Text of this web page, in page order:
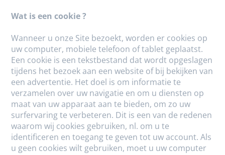
Wat is een cookie ?
Wanneer u onze Site bezoekt, worden er cookies op
uw computer, mobiele telefoon of tablet geplaatst.
Een cookie is een tekstbestand dat wordt opgeslagen
tijdens het bezoek aan een website of bij bekijken van
een advertentie. Het doel is om informatie te
verzamelen over uw navigatie en om u diensten op
maat van uw apparaat aan te bieden, om zo uw
surfervaring te verbeteren. Dit is een van de redenen
waarom wij cookies gebruiken, nl. om u te
identificeren en toegang te geven tot uw account. Als
u geen cookies wilt gebruiken, moet u uw computer